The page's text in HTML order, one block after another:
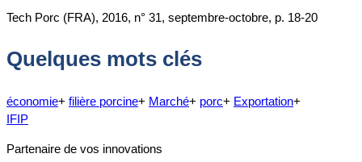
Tech Porc (FRA), 2016, n° 31, septembre-octobre, p. 18-20
Quelques mots clés
économie+ filière porcine+ Marché+ porc+ Exportation+
IFIP
Partenaire de vos innovations